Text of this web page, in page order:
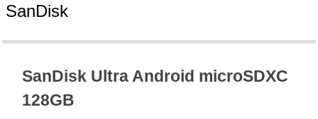
SanDisk
SanDisk Ultra Android microSDXC
128GB